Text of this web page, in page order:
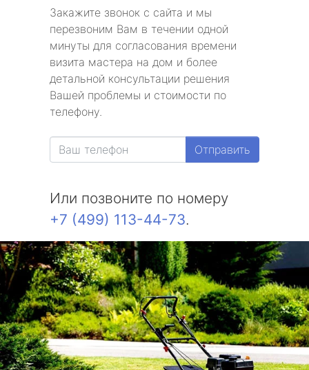
Закажите звонок с сайта и мы
перезвоним Вам в течении одной
минуты для согласования времени
визита мастера на дом и более
детальной консультации решения
Вашей проблемы и стоимости по
телефону.
Отправить
Или позвоните по номеру
+7 (499) 113-44-73.